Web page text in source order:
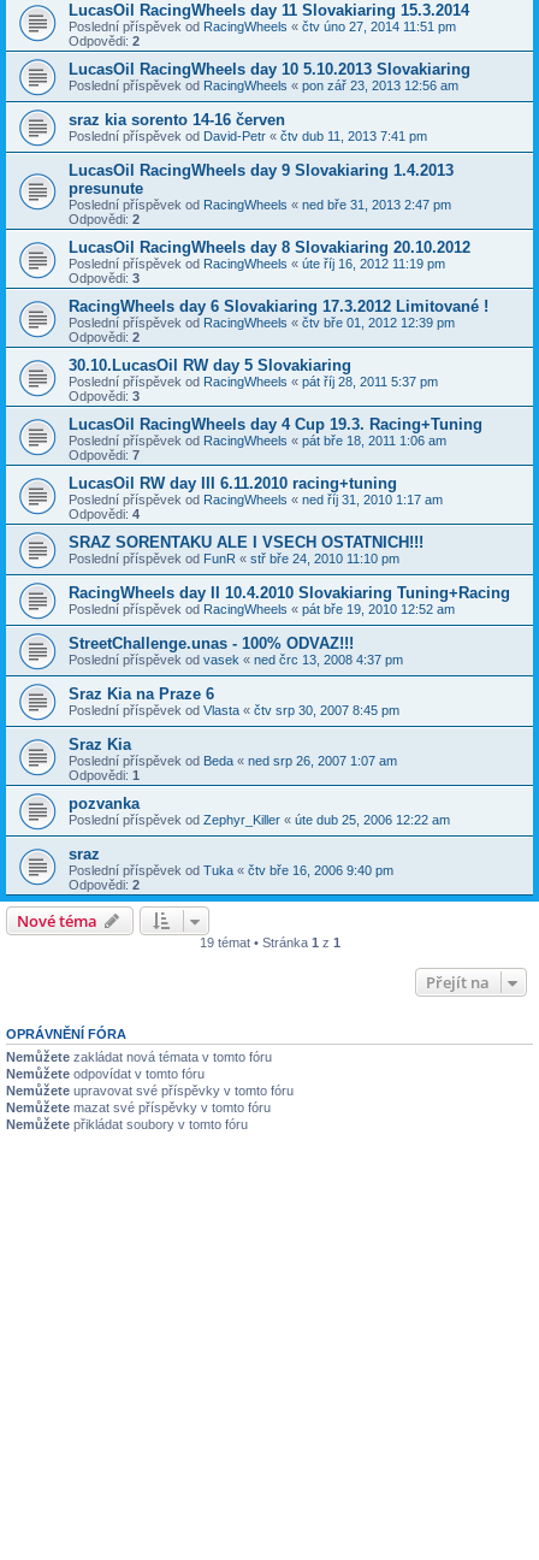
LucasOil RacingWheels day 11 Slovakiaring 15.3.2014
Poslední příspěvek od RacingWheels « čtv úno 27, 2014 11:51 pm
Odpovědi: 2
LucasOil RacingWheels day 10 5.10.2013 Slovakiaring
Poslední příspěvek od RacingWheels « pon zář 23, 2013 12:56 am
sraz kia sorento 14-16 červen
Poslední příspěvek od David-Petr « čtv dub 11, 2013 7:41 pm
LucasOil RacingWheels day 9 Slovakiaring 1.4.2013
presunute
Poslední příspěvek od RacingWheels « ned bře 31, 2013 2:47 pm
Odpovědi: 2
LucasOil RacingWheels day 8 Slovakiaring 20.10.2012
Poslední příspěvek od RacingWheels « úte říj 16, 2012 11:19 pm
Odpovědi: 3
RacingWheels day 6 Slovakiaring 17.3.2012 Limitované !
Poslední příspěvek od RacingWheels « čtv bře 01, 2012 12:39 pm
Odpovědi: 2
30.10.LucasOil RW day 5 Slovakiaring
Poslední příspěvek od RacingWheels « pát říj 28, 2011 5:37 pm
Odpovědi: 3
LucasOil RacingWheels day 4 Cup 19.3. Racing+Tuning
Poslední příspěvek od RacingWheels « pát bře 18, 2011 1:06 am
Odpovědi: 7
LucasOil RW day III 6.11.2010 racing+tuning
Poslední příspěvek od RacingWheels « ned říj 31, 2010 1:17 am
Odpovědi: 4
SRAZ SORENTAKU ALE I VSECH OSTATNICH!!!
Poslední příspěvek od FunR « stř bře 24, 2010 11:10 pm
RacingWheels day II 10.4.2010 Slovakiaring Tuning+Racing
Poslední příspěvek od RacingWheels « pát bře 19, 2010 12:52 am
StreetChallenge.unas - 100% ODVAZ!!!
Poslední příspěvek od vasek « ned črc 13, 2008 4:37 pm
Sraz Kia na Praze 6
Poslední příspěvek od Vlasta « čtv srp 30, 2007 8:45 pm
Sraz Kia
Poslední příspěvek od Beda « ned srp 26, 2007 1:07 am
Odpovědi: 1
pozvanka
Poslední příspěvek od Zephyr_Killer « úte dub 25, 2006 12:22 am
sraz
Poslední příspěvek od Tuka « čtv bře 16, 2006 9:40 pm
Odpovědi: 2
Nové téma
19 témat • Stránka 1 z 1
Přejít na
OPRÁVNĚNÍ FÓRA
Nemůžete zakládat nová témata v tomto fóru
Nemůžete odpovídat v tomto fóru
Nemůžete upravovat své příspěvky v tomto fóru
Nemůžete mazat své příspěvky v tomto fóru
Nemůžete přikládat soubory v tomto fóru